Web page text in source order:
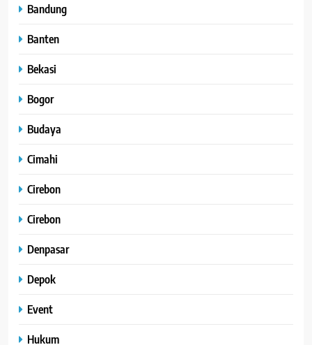
Bandung
Banten
Bekasi
Bogor
Budaya
Cimahi
Cirebon
Cirebon
Denpasar
Depok
Event
Hukum